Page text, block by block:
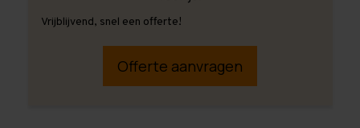
Vrijblijvend, snel een offerte!
Offerte aanvragen